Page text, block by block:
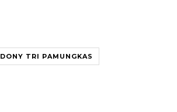
DONY TRI PAMUNGKAS